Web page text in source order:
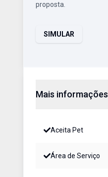
proposta.
SIMULAR
Mais informações
Aceita Pet
Área de Serviço